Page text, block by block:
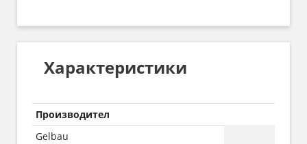
Характеристики
Производител
Gelbau